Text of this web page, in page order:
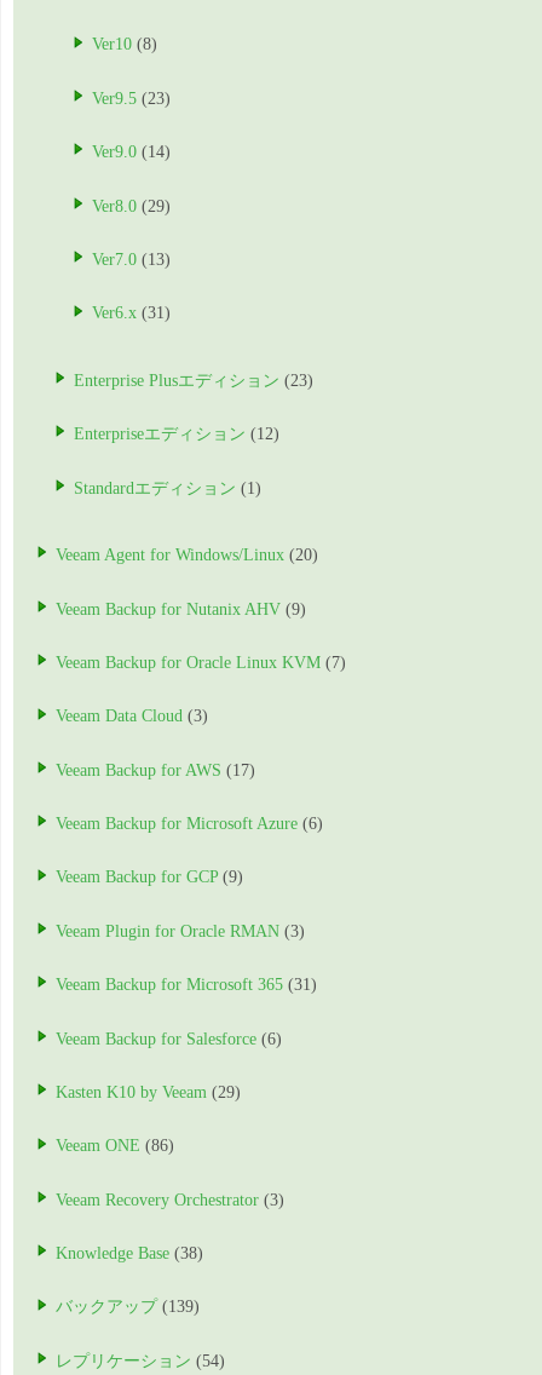
Ver10 (8)
Ver9.5 (23)
Ver9.0 (14)
Ver8.0 (29)
Ver7.0 (13)
Ver6.x (31)
Enterprise Plusエディション (23)
Enterpriseエディション (12)
Standardエディション (1)
Veeam Agent for Windows/Linux (20)
Veeam Backup for Nutanix AHV (9)
Veeam Backup for Oracle Linux KVM (7)
Veeam Data Cloud (3)
Veeam Backup for AWS (17)
Veeam Backup for Microsoft Azure (6)
Veeam Backup for GCP(9)
Veeam Plugin for Oracle RMAN (3)
Veeam Backup for Microsoft 365 (31)
Veeam Backup for Salesforce (6)
Kasten K10 by Veeam (29)
Veeam ONE (86)
Veeam Recovery Orchestrator (3)
Knowledge Base (38)
バックアップ (139)
レプリケーション (54)